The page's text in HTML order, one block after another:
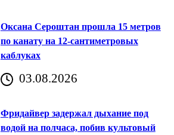
Оксана Сероштан прошла 15 метров
по канату на 12-сантиметровых
каблуках
03.08.2026
Фридайвер задержал дыхание под
водой на полчаса, побив культовый